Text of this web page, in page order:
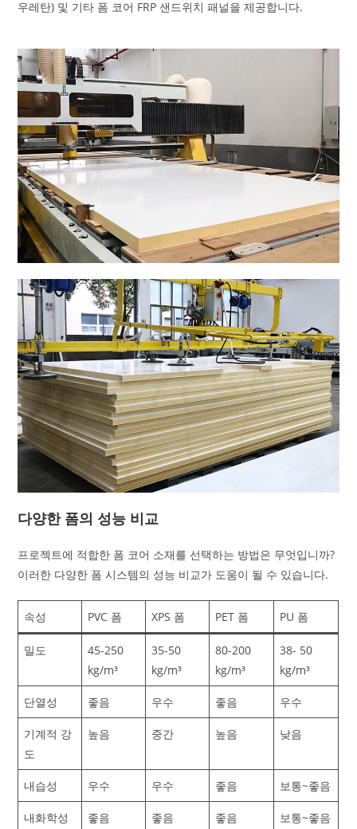
우레탄) 및 기타 폼 코어 FRP 샌드위치 패널을 제공합니다.
다양한 폼의 성능 비교
프로젝트에 적합한 폼 코어 소재를 선택하는 방법은 무엇입니까?
이러한 다양한 폼 시스템의 성능 비교가 도움이 될 수 있습니다.
속성 PVC 폼 XPS 폼 PET 폼 PU 폼
밀도
45-250
kg/m³
35-50
kg/m³
80-200
kg/m³
38- 50
kg/m³
단열성 좋음 우수 좋음 우수
기계적 강
도
높음 중간 높음 낮음
내습성 우수 우수 좋음 보통~좋음
내화학성 좋음 좋음 좋음 보통~좋음